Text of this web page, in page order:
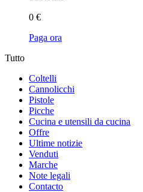
0 €
Paga ora
Tutto
Coltelli
Cannolicchi
Pistole
Picche
Cucina e utensili da cucina
Offre
Ultime notizie
Venduti
Marche
Note legali
Contacto